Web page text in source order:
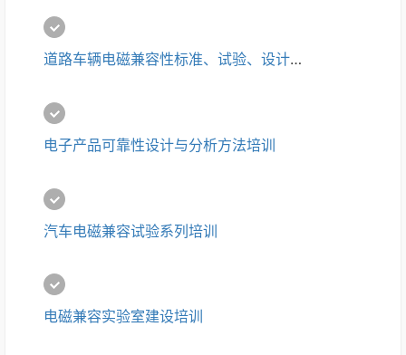
道路车辆电磁兼容性标准、试验、设计、整改培训
电子产品可靠性设计与分析方法培训
汽车电磁兼容试验系列培训
电磁兼容实验室建设培训